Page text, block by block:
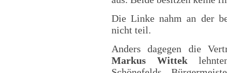
Die Linke nahm an der
nicht teil.
Anders dagegen die
Markus Wittek